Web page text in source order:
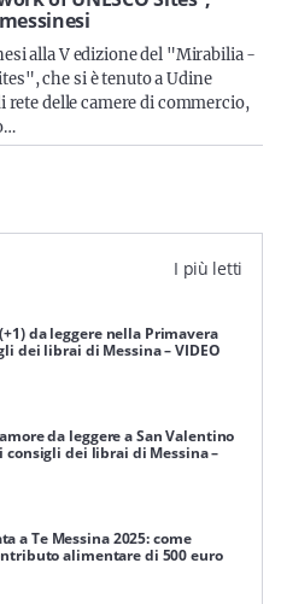
le ultime news, iscriviti alla
alla V edizione del "Mirabilia -
che si è tenuto a Udine
delle camere di commercio,
I più letti
da leggere nella Primavera
dei librai di Messina – VIDEO
da leggere a San Valentino
consigli dei librai di Messina –
a Te Messina 2025: come
alimentare di 500 euro